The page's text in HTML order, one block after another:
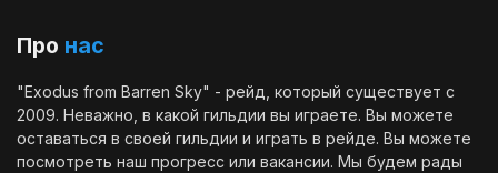
Про нас
"Exodus from Barren Sky" - рейд, который существует с
2009. Неважно, в какой гильдии вы играете. Вы можете
оставаться в своей гильдии и играть в рейде. Вы можете
посмотреть наш прогресс или вакансии. Мы будем рады